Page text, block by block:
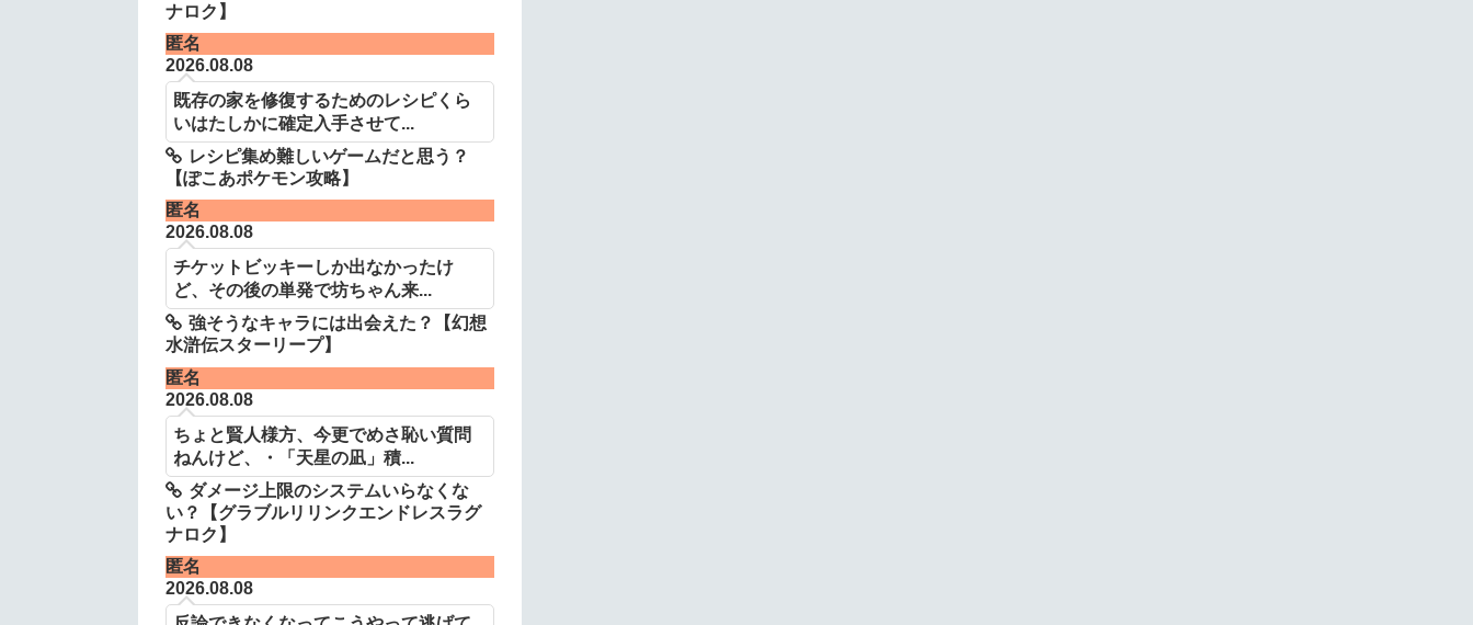
ナロク】
匿名
2026.08.08
既存の家を修復するためのレシピくら
いはたしかに確定入手させて...
レシピ集め難しいゲームだと思う？
【ぽこあポケモン攻略】
匿名
2026.08.08
チケットビッキーしか出なかったけ
ど、その後の単発で坊ちゃん来...
強そうなキャラには出会えた？【幻想
水滸伝スターリープ】
匿名
2026.08.08
ちょと賢人様方、今更でめさ恥い質問
ねんけど、・「天星の凪」積...
ダメージ上限のシステムいらなくな
い？【グラブルリリンクエンドレスラグ
ナロク】
匿名
2026.08.08